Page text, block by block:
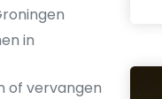
in
of vervangen